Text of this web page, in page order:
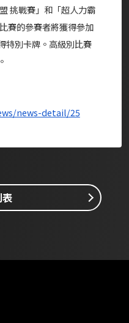
挑戰賽」和「超人力霸
賽的參賽者將獲得參加
特別卡牌。高級別比賽
news-detail/25